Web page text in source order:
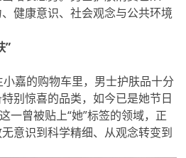
健康意识、社会观念与公共环境
”
嘉的购物车里，男士护肤品十分
别惊喜的品类，如今已是她节日
一曾被贴上“她”标签的领域，正
意识到科学精细、从观念转变到